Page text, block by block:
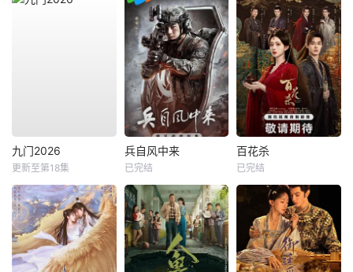
九门2026
更新至第18集
兵自风中来
已完结
百花杀
已完结